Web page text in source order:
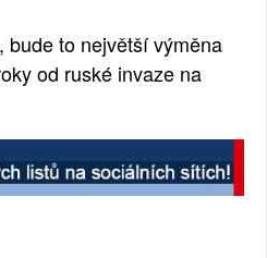
bude to největší výměna
od ruské invaze na